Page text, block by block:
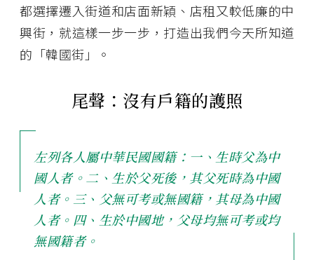
都選擇遷入街道和店面新穎、店租又較低廉的中
興街，就這樣一步一步，打造出我們今天所知道
的「韓國街」。
尾聲：沒有戶籍的護照
左列各人屬中華民國國籍：一、生時父為中
國人者。二、生於父死後，其父死時為中國
人者。三、父無可考或無國籍，其母為中國
人者。四、生於中國地，父母均無可考或均
無國籍者。